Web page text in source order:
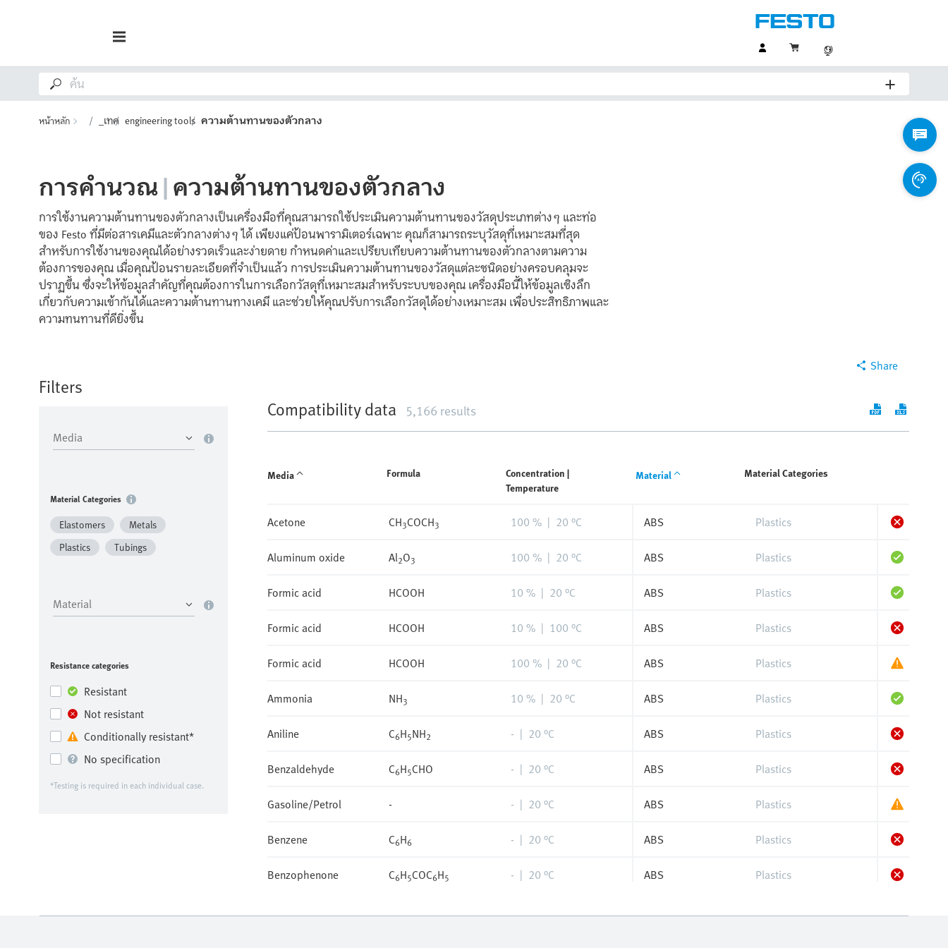
หน้าหลัก _เทค engineering tools ความต้านทานของตัวกลาง
การคำนวณ|ความต้านทานของตัวกลาง
การใช้งานความต้านทานของตัวกลางเป็นเครื่องมือที่คุณสามารถใช้ประเมินความต้านทานของวัสดุประเภทต่างๆ และท่อ
ของ Festo ที่มีต่อสารเคมีและตัวกลางต่างๆ ได้ เพียงแค่ป้อนพารามิเตอร์เฉพาะ คุณก็สามารถระบุวัสดุที่เหมาะสมที่สุด
สำหรับการใช้งานของคุณได้อย่างรวดเร็วและง่ายดาย กำหนดค่าและเปรียบเทียบความต้านทานของตัวกลางตามความ
ต้องการของคุณ เมื่อคุณป้อนรายละเอียดที่จำเป็นแล้ว การประเมินความต้านทานของวัสดุแต่ละชนิดอย่างครอบคลุมจะ
ปราฏขึ้น ซึ่งจะให้ข้อมูลสำคัญที่คุณต้องการในการเลือกวัสดุที่เหมาะสมสำหรับระบบของคุณ เครื่องมือนี้ให้ข้อมูลเชิงลึก
เกี่ยวกับความเข้ากันได้และความต้านทานทางเคมี และช่วยให้คุณปรับการเลือกวัสดุได้อย่างเหมาะสม เพื่อประสิทธิภาพและ
ความทนทานที่ดียิ่งขึ้น
Share
Filters
Material Categories
Elastomers
Metals
Plastics
Tubings
Resistance categories
Resistant
Not resistant
Conditionally resistant*
No specification
*Testing is required in each individual case.
Compatibility data 5,166 results
Media Formula Concentration|
Temperature
Material Material Categories
Acetone CH3COCH3 100 % | 20 °C ABS Plastics
Aluminum oxide Al2O3 100 % | 20 °C ABS Plastics
Formic acid HCOOH 10 % | 20 °C ABS Plastics
Formic acid HCOOH 10 % | 100 °C ABS Plastics
Formic acid HCOOH 100 % | 20 °C ABS Plastics
Ammonia NH3 10 % | 20 °C ABS Plastics
Aniline C6H5NH2 - | 20 °C ABS Plastics
Benzaldehyde C6H5CHO - | 20 °C ABS Plastics
Gasoline/Petrol - - | 20 °C ABS Plastics
Benzene C6H6 - | 20 °C ABS Plastics
Benzophenone C6H5COC6H5 - | 20 °C ABS Plastics